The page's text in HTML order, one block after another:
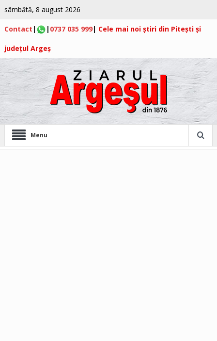
sâmbătă, 8 august 2026
Contact | | 0737 035 999| Cele mai noi știri din Pitești și
județul Argeș
Menu